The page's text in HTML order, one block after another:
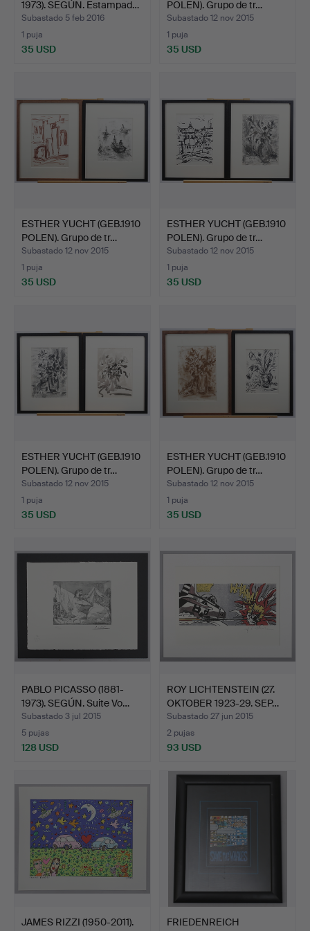
1973). SEGÚN. Estampad…
Subastado 5 feb 2016
1 puja
35 USD
POLEN). Grupo de tr…
Subastado 12 nov 2015
1 puja
35 USD
ESTHER YUCHT (GEB.1910
POLEN). Grupo de tr…
Subastado 12 nov 2015
1 puja
35 USD
ESTHER YUCHT (GEB.1910
POLEN). Grupo de tr…
Subastado 12 nov 2015
1 puja
35 USD
ESTHER YUCHT (GEB.1910
POLEN). Grupo de tr…
Subastado 12 nov 2015
1 puja
35 USD
ESTHER YUCHT (GEB.1910
POLEN). Grupo de tr…
Subastado 12 nov 2015
1 puja
35 USD
PABLO PICASSO (1881-
1973). SEGÚN. Suite Vo…
Subastado 3 jul 2015
5 pujas
128 USD
ROY LICHTENSTEIN (27.
OKTOBER 1923-29. SEP…
Subastado 27 jun 2015
2 pujas
93 USD
JAMES RIZZI (1950-2011).
FRIEDENREICH